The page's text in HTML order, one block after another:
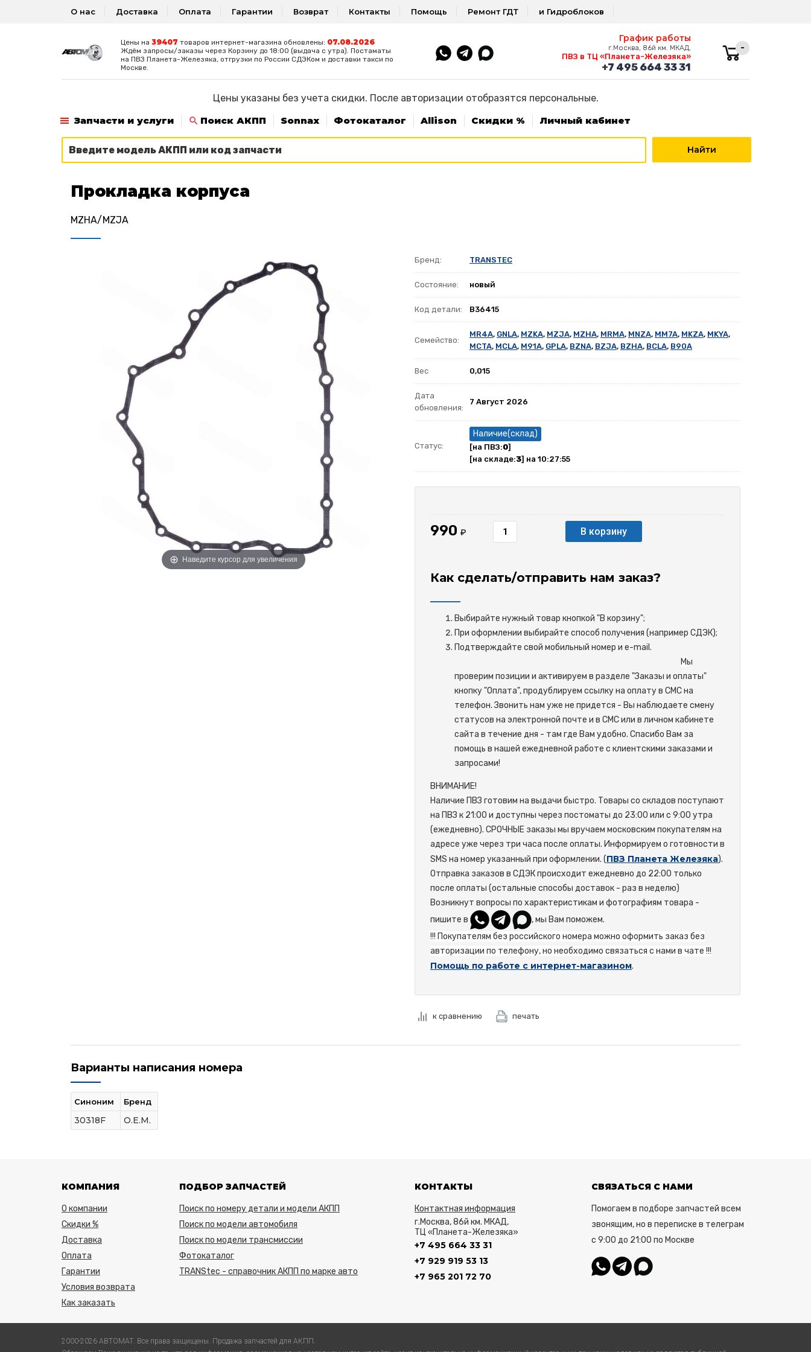
О нас Доставка Оплата Гарантии Возврат Контакты Помощь Ремонт ГДТ и Гидроблоков
Цены на 39407 товаров интернет-магазина обновлены: 07.08.2026
Ждём запросы/заказы через Корзину до 18:00 (выдача с утра). Постаматы
на ПВЗ Планета-Железяка, отгрузки по России СДЭКом и доставки такси по
Москве.
График работы
г.Москва, 86й км. МКАД,
ПВЗ в ТЦ «Планета-Железяка»
+7 495 664 33 31
-
Цены указаны без учета скидки. После авторизации отобразятся персональные.
Запчасти и услуги
Поиск АКПП Sonnax Фотокаталог Allison Скидки % Личный кабинет
Прокладка корпуса
MZHA/MZJA
Наведите курсор для увеличения
Бренд: TRANSTEC
Состояние: новый
Код детали: B36415
Семейство:
MR4A, GNLA, MZKA, MZJA, MZHA, MRMA, MNZA, MM7A, MKZA, MKYA,
MCTA, MCLA, M91A, GPLA, BZNA, BZJA, BZHA, BCLA, B90A
Вес 0,015
Дата
обновления:
7 Август 2026
Статус:
Наличие(склад)
[на ПВЗ:0]
[на складе:3] на 10:27:55
990 ₽ В корзину
Как сделать/отправить нам заказ?
Выбирайте нужный товар кнопкой "В корзину";
При оформлении выбирайте способ получения (например СДЭК);
Подтверждайте свой мобильный номер и e-mail.
Мы
проверим позиции и активируем в разделе "Заказы и оплаты"
кнопку "Оплата", продублируем ссылку на оплату в СМС на
телефон. Звонить нам уже не придется - Вы наблюдаете смену
статусов на электронной почте и в СМС или в личном кабинете
сайта в течение дня - там где Вам удобно. Спасибо Вам за
помощь в нашей ежедневной работе с клиентскими заказами и
запросами!
ВНИМАНИЕ!
Наличие ПВЗ готовим на выдачи быстро. Товары со складов поступают
на ПВЗ к 21:00 и доступны через постоматы до 23:00 или с 9:00 утра
(ежедневно). СРОЧНЫЕ заказы мы вручаем московским покупателям на
адресе уже через три часа после оплаты. Информируем о готовности в
SMS на номер указанный при оформлении. (ПВЗ Планета Железяка).
Отправка заказов в СДЭК происходит ежедневно до 22:00 только
после оплаты (остальные способы доставок - раз в неделю)
Возникнут вопросы по характеристикам и фотографиям товара -
пишите в
, мы Вам поможем.
!!! Покупателям без российского номера можно оформить заказ без
авторизации по телефону, но необходимо связаться с нами в чате !!!
Помощь по работе с интернет-магазином.
к сравнению печать
Варианты написания номера
Синоним Бренд
30318F O.E.M.
КОМПАНИЯ
О компании
Скидки %
Доставка
Оплата
Гарантии
Условия возврата
Как заказать
ПОДБОР ЗАПЧАСТЕЙ
Поиск по номеру детали и модели АКПП
Поиск по модели автомобиля
Поиск по модели трансмиссии
Фотокаталог
TRANStec - справочник АКПП по марке авто
КОНТАКТЫ
Контактная информация
г.Москва, 86й км. МКАД,
ТЦ «Планета-Железяка»
+7 495 664 33 31
+7 929 919 53 13
+7 965 201 72 70
СВЯЗАТЬСЯ С НАМИ
Помогаем в подборе запчастей всем
звонящим, но в переписке в телеграм
с 9:00 до 21:00 по Москве
2000-2026 АВТОМАТ. Все права защищены. Продажа запчастей для АКПП.